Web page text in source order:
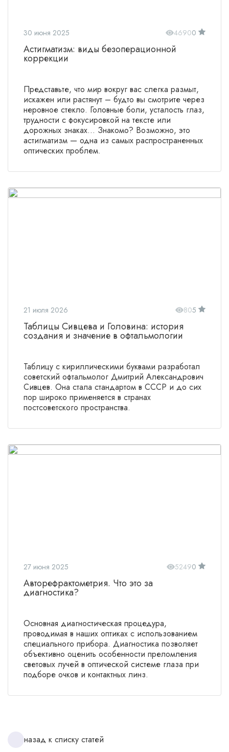
30 июня 2025 46900
Астигматизм: виды безоперационной
коррекции
Представьте, что мир вокруг вас слегка размыт,
искажен или растянут – будто вы смотрите через
неровное стекло. Головные боли, усталость глаз,
трудности с фокусировкой на тексте или
дорожных знаках... Знакомо? Возможно, это
астигматизм — одна из самых распространенных
оптических проблем.
21 июля 2026 805
Таблицы Сивцева и Головина: история
создания и значение в офтальмологии
Таблицу с кириллическими буквами разработал
советский офтальмолог Дмитрий Александрович
Сивцев. Она стала стандартом в СССР и до сих
пор широко применяется в странах
постсоветского пространства.
27 июня 2025 52490
Авторефрактометрия. Что это за
диагностика?
Основная диагностическая процедура,
проводимая в наших оптиках с использованием
специального прибора. Диагностика позволяет
объективно оценить особенности преломления
световых лучей в оптической системе глаза при
подборе очков и контактных линз.
назад к списку статей